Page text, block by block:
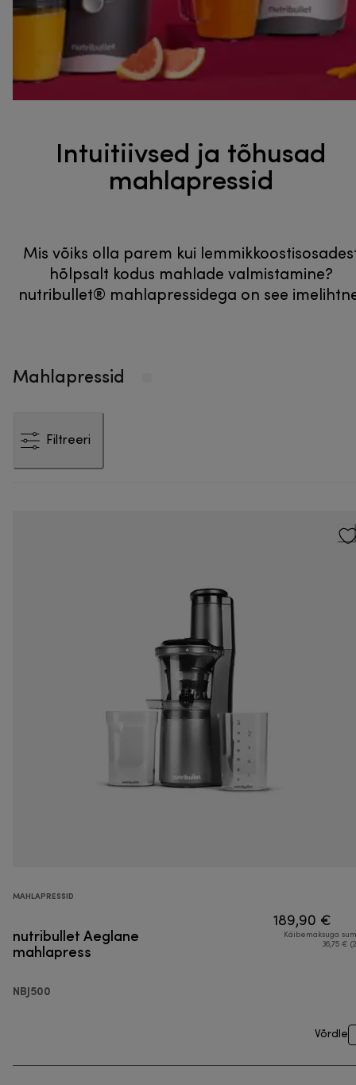
Intuitiivsed ja tõhusad
mahlapressid
Mis võiks olla parem kui
hõlpsalt kodus mahlade valmistamine?
nutribullet® mahlapressidega on see
Mahlapressid
Filtreeri
MAHLAPRESSID
nutribullet Aeglane
mahlapress
NBJ500
189,90 €
Käibemaksuga
36,75 €
Võrdle